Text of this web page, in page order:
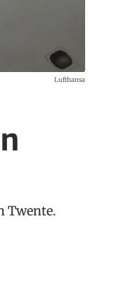
Lufthansa
Twente.